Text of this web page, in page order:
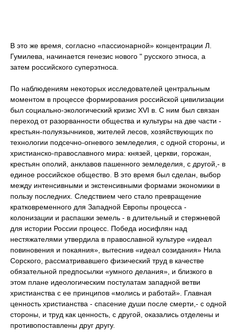
В это же время, согласно «пассионарной» концентрации Л.
Гумилева, начинается генезис нового " русского этноса, а
затем российского суперэтноса.
По наблюдениям некоторых исследователей центральным
моментом в процессе формирования российской цивилизации
был социально-экологический кризис XVI в. С ним был связан
переход от разорванности общества и культуры на две части -
крестьян-полуязычников, жителей лесов, хозяйствующих по
технологии подсечно-огневого земледелия, с одной стороны, и
христианско-православного мира: князей, церкви, горожан,
крестьян ополий, анклавов пашенного земледелия, с другой,- в
единое российское общество. В это время был сделан, выбор
между интенсивными и экстенсивными формами экономики в
пользу последних. Следствием чего стало превращение
кратковременного для Западной Европы процесса -
колонизации и распашки земель - в длительный и стержневой
для истории России процесс. Победа иосифлян над
нестяжателями утвердила в православной культуре «идеал
повиновения и покаяния», вытеснив «идеал созидания» Нила
Сорского, рассматривавшего физический труд в качестве
обязательной предпосылки «умного делания», и близкого в
этом плане идеологическим постулатам западной ветви
христианства с ее принципов «молись и работай». Главная
ценность христианства - спасение души после смерти,- с одной
стороны, и труд как ценность, с другой, оказались отделены и
противопоставлены друг другу.